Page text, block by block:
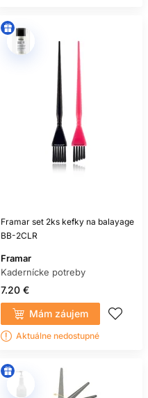
Framar set 2ks kefky na balayage
BB-2CLR
Framar
Kadernícke potreby
7.20 €
Mám záujem
Aktuálne nedostupné